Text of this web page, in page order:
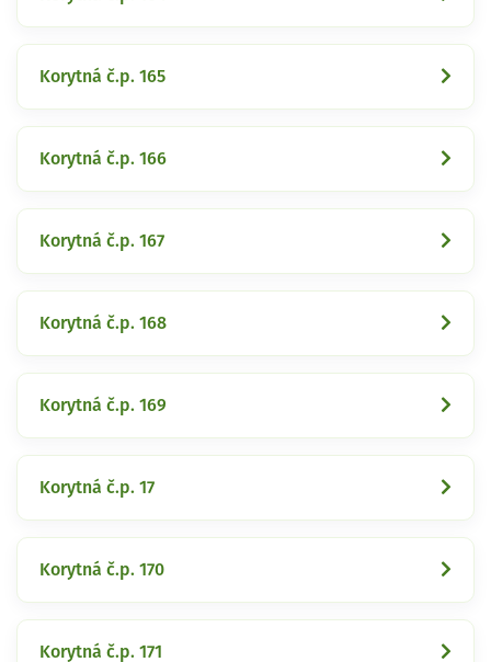
Korytná č.p. 165
Korytná č.p. 166
Korytná č.p. 167
Korytná č.p. 168
Korytná č.p. 169
Korytná č.p. 17
Korytná č.p. 170
Korytná č.p. 171